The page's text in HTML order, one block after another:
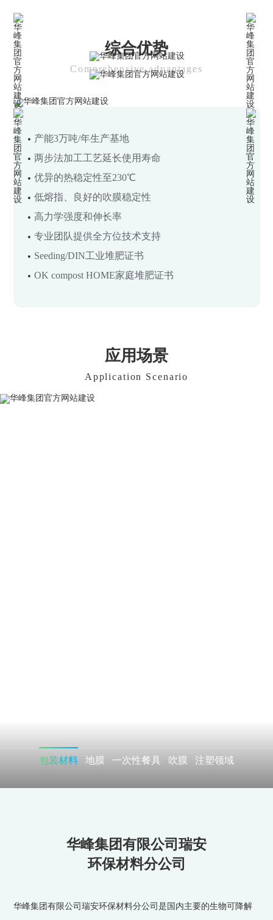
生物降解树脂PBAT
可持续发展，共创美好未来
综合优势
Comprehensive advantages
产能3万吨/年生产基地
两步法加工工艺延长使用寿命
优异的热稳定性至230℃
低熔指、良好的吹膜稳定性
高力学强度和伸长率
专业团队提供全方位技术支持
Seeding/DIN工业堆肥证书
OK compost HOME家庭堆肥证书
应用场景
Application Scenario
包装材料
包装材料 地膜 一次性餐具 吹膜 注塑领域
华峰集团有限公司瑞安
环保材料分公司
华峰集团有限公司瑞安环保材料分公司是国内主要的生物可降解